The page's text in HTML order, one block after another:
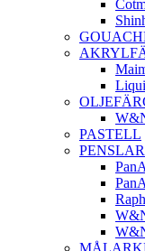
PASTELL
PENSLAR